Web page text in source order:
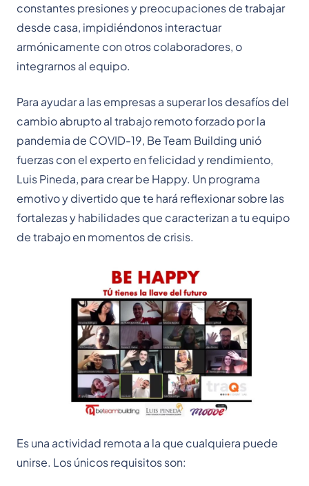
constantes presiones y preocupaciones de trabajar
desde casa, impidiéndonos interactuar
armónicamente con otros colaboradores, o
integrarnos al equipo.
Para ayudar a las empresas a superar los desafíos del
cambio abrupto al trabajo remoto forzado por la
pandemia de COVID-19, Be Team Building unió
fuerzas con el experto en felicidad y rendimiento,
Luis Pineda, para crear be Happy. Un programa
emotivo y divertido que te hará reflexionar sobre las
fortalezas y habilidades que caracterizan a tu equipo
de trabajo en momentos de crisis.
Es una actividad remota a la que cualquiera puede
unirse. Los únicos requisitos son: